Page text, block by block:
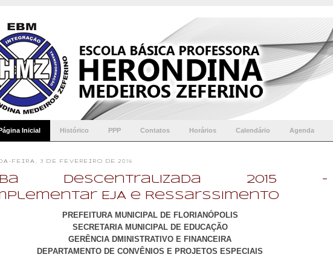
Inicial Histórico PPP Contatos Horários Calendário Agenda
FEIRA, 3 DE FEVEREIRO DE 2014
Descentralizada 2015 -
EJA e Ressarssimento
PREFEITURA MUNICIPAL DE FLORIANÓPOLIS
SECRETARIA MUNICIPAL DE EDUCAÇÃO
GERÊNCIA DMINISTRATIVO E FINANCEIRA
DEPARTAMENTO DE CONVÊNIOS E PROJETOS ESPECIAIS